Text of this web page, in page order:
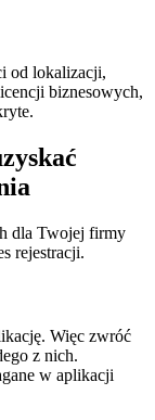
od lokalizacji,
biznesowych,
dla Twojej firmy
rejestracji.
Więc zwróć
z nich.
w aplikacji